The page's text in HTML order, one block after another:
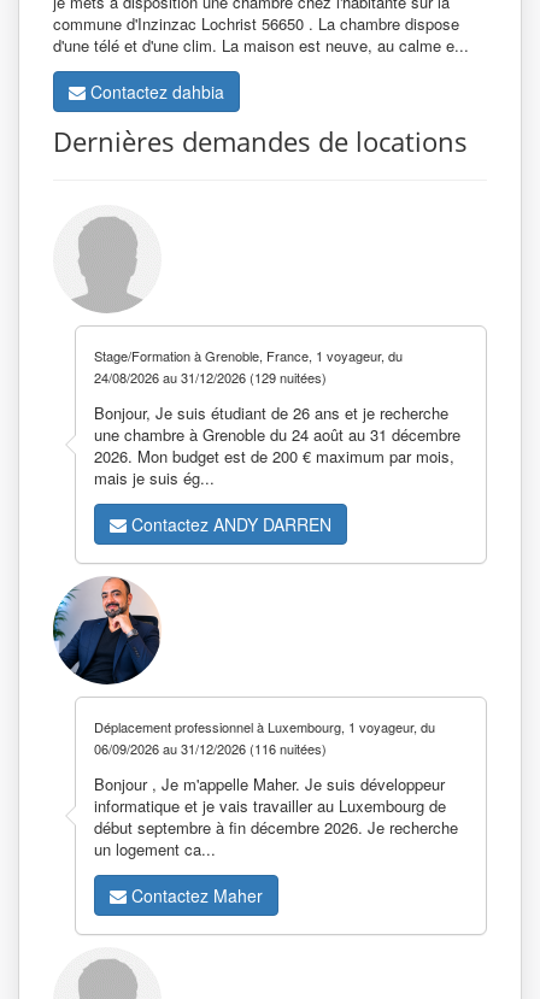
commune d'Inzinzac Lochrist 56650 . La chambre dispose
d'une télé et d'une clim. La maison est neuve, au calme e...
Contactez dahbia
Dernières demandes de locations
Stage/Formation à Grenoble, France, 1 voyageur, du
24/08/2026 au 31/12/2026 (129 nuitées)
Bonjour, Je suis étudiant de 26 ans et je recherche
une chambre à Grenoble du 24 août au 31 décembre
2026. Mon budget est de 200 € maximum par mois,
mais je suis ég...
Contactez ANDY DARREN
Déplacement professionnel à Luxembourg, 1 voyageur, du
06/09/2026 au 31/12/2026 (116 nuitées)
Bonjour , Je m'appelle Maher. Je suis développeur
informatique et je vais travailler au Luxembourg de
début septembre à fin décembre 2026. Je recherche
un logement ca...
Contactez Maher